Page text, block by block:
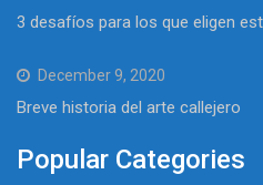
3 desafíos para los que eligen
December 9, 2020
Breve historia del arte callejero
Popular Categories